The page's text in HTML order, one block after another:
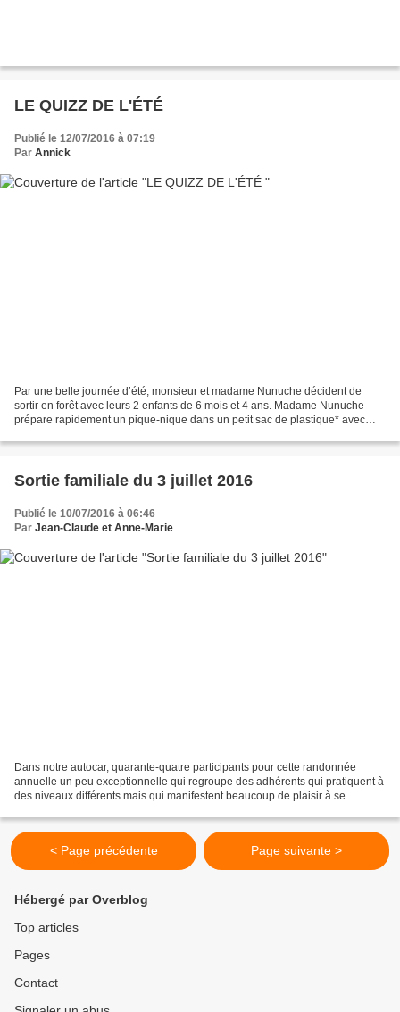
LE QUIZZ DE L'ÉTÉ
Publié le 12/07/2016 à 07:19
Par Annick
Par une belle journée d’été, monsieur et madame Nunuche décident de
sortir en forêt avec leurs 2 enfants de 6 mois et 4 ans. Madame Nunuche
prépare rapidement un pique-nique dans un petit sac de plastique* avec
Sortie familiale du 3 juillet 2016
Publié le 10/07/2016 à 06:46
Par Jean-Claude et Anne-Marie
Dans notre autocar, quarante-quatre participants pour cette randonnée
annuelle un peu exceptionnelle qui regroupe des adhérents qui pratiquent à
des niveaux différents mais qui manifestent beaucoup de plaisir à se
< Page précédente Page suivante >
Hébergé par Overblog
Top articles
Pages
Contact